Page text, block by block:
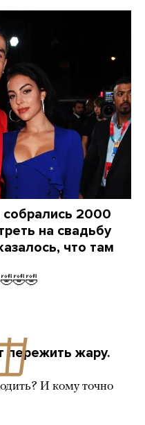
собрались 2000
на свадьбу
что там
пережить жару.
И кому точно